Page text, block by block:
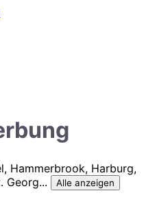
Hammerbrook, Harburg,
Georg... Alle anzeigen